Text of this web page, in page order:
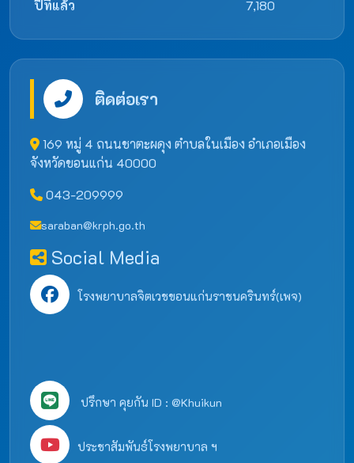
ปีที่แล้ว
7,180
ติดต่อเรา
169 หมู่ 4 ถนนชาตะผดุง ตำบลในเมือง อำเภอเมือง
จังหวัดขอนแก่น 40000
043-209999
saraban@krph.go.th
Social Media
โรงพยาบาลจิตเวชขอนแก่นราชนครินทร์(เพจ)
ปรึกษา คุยกัน ID : @Khuikun
ประชาสัมพันธ์โรงพยาบาล ฯ